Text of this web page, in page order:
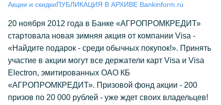
Акции и скидкиПУБЛИКАЦИЯ В АРХИВЕ Bankinform.ru
20 ноября 2012 года в Банке «АГРОПРОМКРЕДИТ»
стартовала новая зимняя акция от компании Visa -
«Найдите подарок - среди обычных покупок!». Принять
участие в акции могут все держатели карт Visa и Visa
Electron, эмитированных ОАО КБ
«АГРОПРОМКРЕДИТ». Призовой фонд акции - 200
призов по 20 000 рублей - уже ждет своих владельцев!